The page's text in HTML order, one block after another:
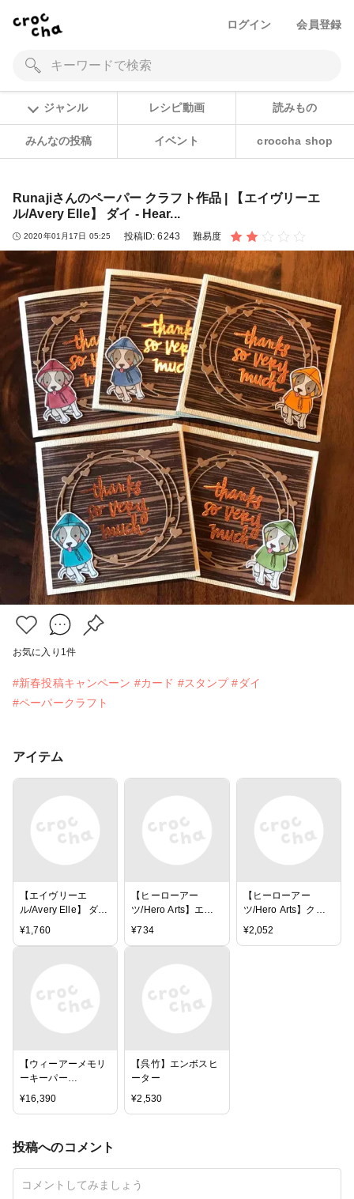
ログイン 会員登録
ジャンル レシピ動画 読みもの
みんなの投稿 イベント croccha shop
Runajiさんのペーパー クラフト作品 | 【エイヴリーエ
ル/Avery Elle】 ダイ - Hear...
2020年01月17日 05:25 投稿ID:6243 難易度
お気に入り 1 件
#新春投稿キャンペーン #カード #スタンプ #ダイ
#ペーパークラフト
アイテム
【エイヴリーエ
ル/Avery Elle】 ダイ
- Heart Frame
¥1,760
【ヒーローアー
ツ/Hero Arts】エン
ボスパウダー -
¥734
【ヒーローアー
ツ/Hero Arts】クリ
アスタンプ - Fun In
The Rain
¥2,052
【ウィーアーメモリ
ーキーパー
ス/WRMK】ダイカッ
トマシン - エボリュ
¥16,390
【呉竹】エンボスヒ
ーター
¥2,530
投稿へのコメント